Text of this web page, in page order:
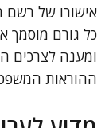
אישורו של רשם
כל גורם מוסמך
ומענה לצרכים
ההוראות